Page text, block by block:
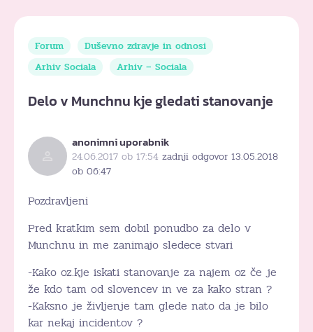
Forum
Duševno zdravje in odnosi
Arhiv Sociala
Arhiv – Sociala
Delo v Munchnu kje gledati stanovanje
anonimni uporabnik
24.06.2017 ob 17:54 zadnji odgovor 13.05.2018
ob 06:47
Pozdravljeni
Pred kratkim sem dobil ponudbo za delo v
Munchnu in me zanimajo sledece stvari
-Kako oz.kje iskati stanovanje za najem oz če je
že kdo tam od slovencev in ve za kako stran ?
-Kaksno je življenje tam glede nato da je bilo
kar nekaj incidentov ?